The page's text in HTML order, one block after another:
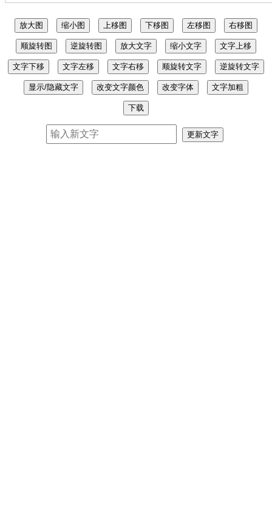
放大图 缩小图 上移图 下移图 左移图 右移图
顺旋转图 逆旋转图 放大文字 缩小文字 文字上移
文字下移 文字左移 文字右移 顺旋转文字 逆旋转文字
显示/隐藏文字 改变文字颜色 改变字体 文字加粗
下载
更新文字